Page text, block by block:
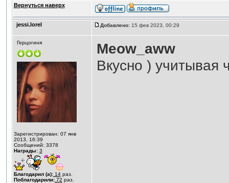
Вернуться наверх
jessi.lorel Добавлено:15 фев 2023, 00:29
Герцогиня
Зарегистрирован: 07 янв
2013, 16:39
Сообщений: 3378
Награды: 3
Благодарил (а):14раз.
Поблагодарили:72 раз.
Meow_aww
Вкусно ) учитывая